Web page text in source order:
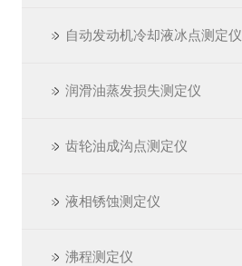
自动发动机冷却液冰点测定仪
润滑油蒸发损失测定仪
齿轮油成沟点测定仪
液相锈蚀测定仪
沸程测定仪